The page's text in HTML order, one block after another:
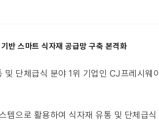
반 스마트 식자재 공급망 구축 본격화
단체급식 분야 1위 기업인 CJ프레시웨
으로 활용하여 식자재 유통 및 단체급식